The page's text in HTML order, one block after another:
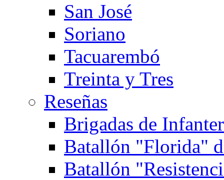
San José
Soriano
Tacuarembó
Treinta y Tres
Reseñas
Brigadas de
Batallón "Florida"
Batallón